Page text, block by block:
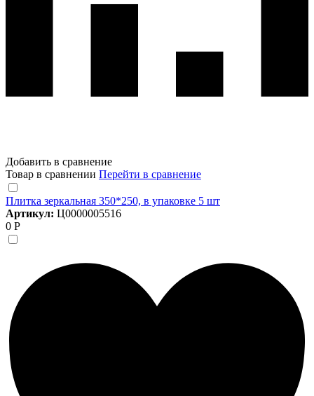
Добавить в сравнение
Товар в сравнении Перейти в сравнение
Плитка зеркальная 350*250, в упаковке 5 шт
Артикул: Ц0000005516
0 Р